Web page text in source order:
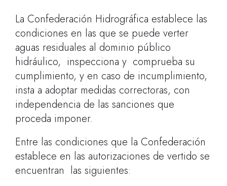
La Confederación Hidrográfica establece las
condiciones en las que se puede verter
aguas residuales al dominio público
hidráulico, inspecciona y comprueba su
cumplimiento, y en caso de incumplimiento,
insta a adoptar medidas correctoras, con
independencia de las sanciones que
proceda imponer.
Entre las condiciones que la Confederación
establece en las autorizaciones de vertido se
encuentran las siguientes: